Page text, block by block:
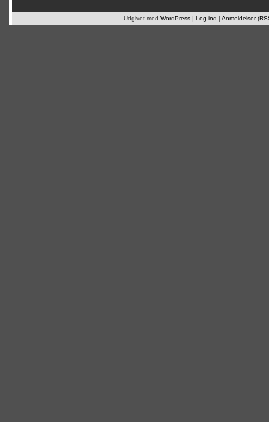
Udgivet med WordPress | Log ind | Anmeldelser